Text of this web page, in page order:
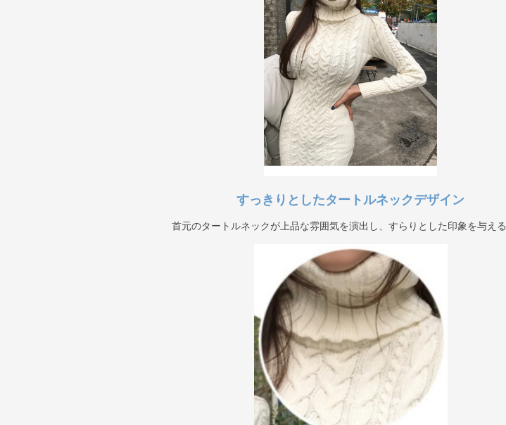
すっきりとしたタートルネックデザイン
首元のタートルネックが上品な雰囲気を演出し、すらりとした印象を与える